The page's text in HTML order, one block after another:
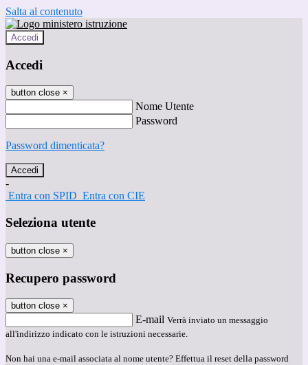
Salta al contenuto
Accedi
Accedi
button close ×
Nome Utente
Password
Password dimenticata?
-
Entra con SPID Entra con CIE
Seleziona utente
button close ×
Recupero password
button close ×
E-mail Verrà inviato un messaggio
all'indirizzo indicato con le istruzioni necessarie.
Non hai una e-mail associata al nome utente? Effettua il reset della password